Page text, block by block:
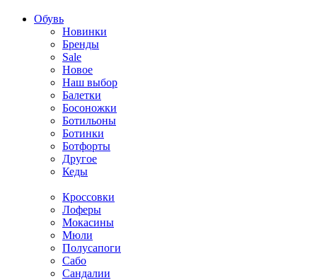
Обувь
Новинки
Бренды
Sale
Новое
Наш выбор
Балетки
Босоножки
Ботильоны
Ботинки
Ботфорты
Другое
Кеды
Кроссовки
Лоферы
Мокасины
Мюли
Полусапоги
Сабо
Сандалии